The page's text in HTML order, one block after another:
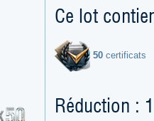
Ce lot
50 certificats
Réduction :